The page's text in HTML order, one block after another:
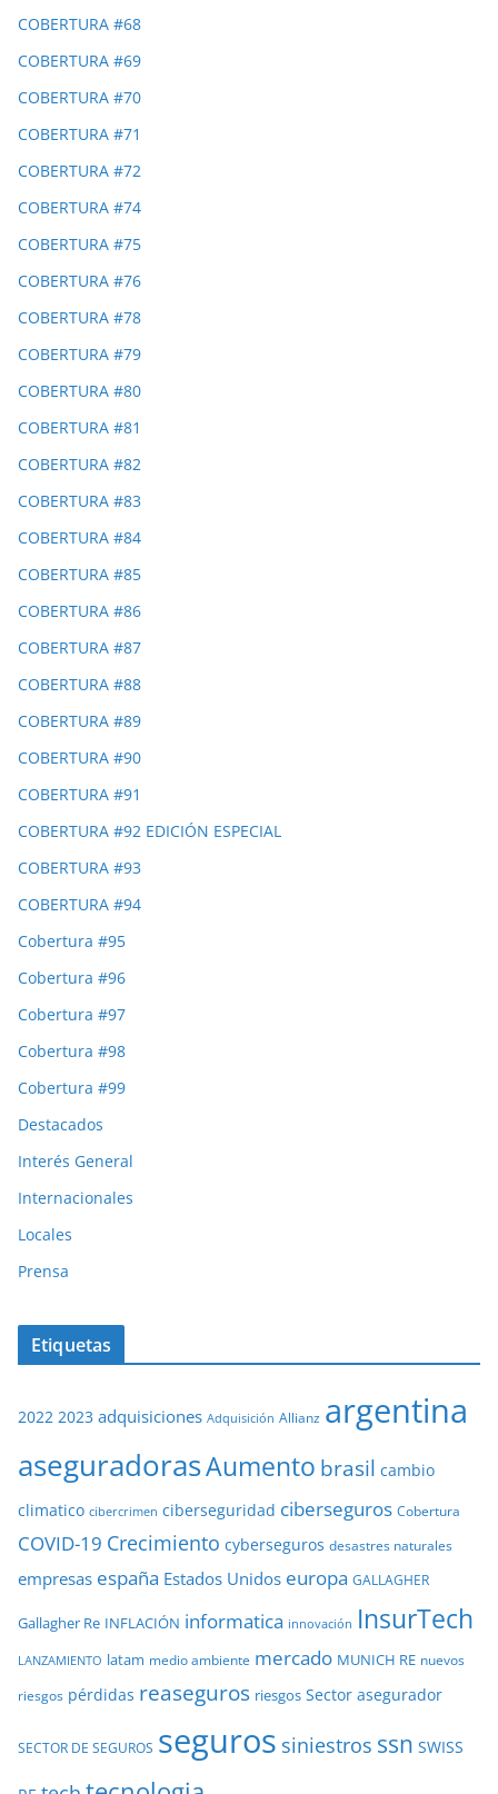
COBERTURA #68
COBERTURA #69
COBERTURA #70
COBERTURA #71
COBERTURA #72
COBERTURA #74
COBERTURA #75
COBERTURA #76
COBERTURA #78
COBERTURA #79
COBERTURA #80
COBERTURA #81
COBERTURA #82
COBERTURA #83
COBERTURA #84
COBERTURA #85
COBERTURA #86
COBERTURA #87
COBERTURA #88
COBERTURA #89
COBERTURA #90
COBERTURA #91
COBERTURA #92 EDICIÓN ESPECIAL
COBERTURA #93
COBERTURA #94
Cobertura #95
Cobertura #96
Cobertura #97
Cobertura #98
Cobertura #99
Destacados
Interés General
Internacionales
Locales
Prensa
Etiquetas
2022 2023 adquisiciones Adquisición Allianz argentina
aseguradorasAumento brasil cambio
climatico cibercrimen ciberseguridad ciberseguros Cobertura
COVID-19 Crecimiento cyberseguros desastres naturales
empresas españa Estados Unidos europa GALLAGHER
Gallagher Re INFLACIÓN informatica innovación InsurTech
LANZAMIENTO latam medio ambiente mercado MUNICH RE nuevos
riesgos pérdidas reaseguros riesgos Sector asegurador
SECTOR DE SEGUROS seguros siniestros ssn SWISS